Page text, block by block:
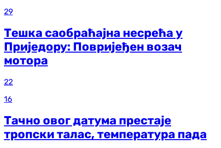
29
Тешка саобраћајна несрећа у
Приједору: Повријеђен возач
мотора
22
16
Тачно овог датума престаје
тропски талас, температура пада